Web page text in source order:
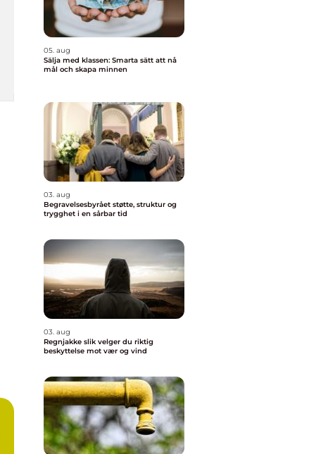
05. aug
Sälja med klassen: Smarta sätt att nå
mål och skapa minnen
03. aug
Begravelsesbyrået støtte, struktur og
trygghet i en sårbar tid
03. aug
Regnjakke slik velger du riktig
beskyttelse mot vær og vind